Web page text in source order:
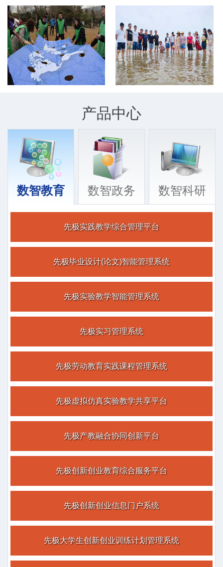
2017年2月公司与武汉大学达成合作，使用先极大学生创新训练
智能管理系统。
2016年09月
2016年9月公司与天津市教委达成合作，承接研发天津市大学生
创新创业训练计划平台。
2016年05月
2016年5月公司与江苏省教育厅达成合作，承接研发江苏省“互
联网+”创新创业大赛管理平台。
2016年3月公司与东南大学达成合作，使用先极大学生创新训练
公司与江苏省教育厅达成合作，承接研发江苏高校品牌专业建
设工程网
2015年05月
公司与中国海洋大学达成合作，使用先极实践教学综合管理平
台
公司与华南理工大学达成合作，使用先极毕业设计（论文）智
公司与教育部高教司理工处达成合作，承接研发国家级大学生
创新创业训练计划平台
公司与江苏省教育厅达成合作，承接研发江苏省高等学校实验
教学与实践教育中心共享平台
公司与北京市教委达成合作，承接研发北京市大学生创新创业
公司与西安交通大学达成合作，使用先极实践教学综合管理平
公司推出先极教育信息化八大解决方案
系统
业训练计划平台
能管理系统
系统
2011年03月
产品中心
数智教育 数智政务 数智科研
先极实践教学综合管理平台
先极毕业设计(论文)智能管理系统
先极实验教学智能管理系统
先极实习管理系统
先极劳动教育实践课程管理系统
先极虚拟仿真实验教学共享平台
先极产教融合协同创新平台
先极创新创业教育综合服务平台
先极创新创业信息门户系统
先极大学生创新创业训练计划管理系统